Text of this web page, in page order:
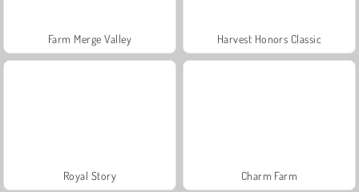
Farm Merge Valley Harvest Honors Classic
Royal Story Charm Farm